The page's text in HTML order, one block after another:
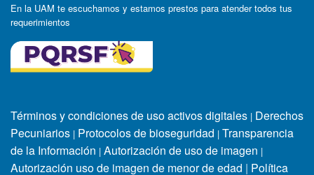
En la UAM te escuchamos y estamos prestos para atender todos tus
requerimientos
Términos y condiciones de uso activos digitales | Derechos
Pecuniarios | Protocolos de bioseguridad | Transparencia
de la Información | Autorización de uso de imagen |
Autorización uso de imagen de menor de edad | Política